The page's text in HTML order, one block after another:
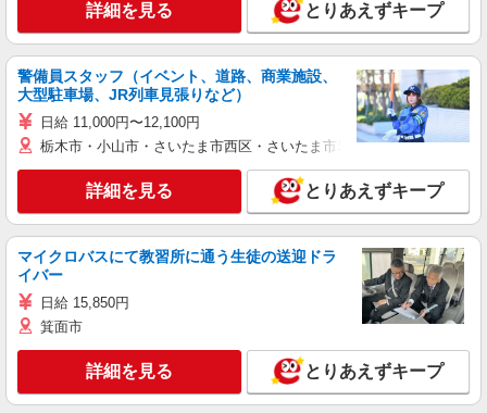
詳細を見る とりあえずキープ
警備員スタッフ（イベント、道路、商業施設、
大型駐車場、JR列車見張りなど）
日給 11,000円〜12,100円
栃木市・小山市・さいたま市西区・さいたま市岩槻区・久喜市・蓮田
詳細を見る とりあえずキープ
マイクロバスにて教習所に通う生徒の送迎ドラ
イバー
日給 15,850円
箕面市
詳細を見る とりあえずキープ